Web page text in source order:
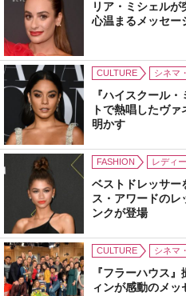
リア・ミシェル
心温まるメッセー
CULTURE シネマ
『ハイスクール
トで熱唱したヴ
明かす
FASHION レディ
ベストドレッサ
ス・アワードの
ンクが登場
CULTURE シネマ
『フラーハウス
ィンが感動のメッ